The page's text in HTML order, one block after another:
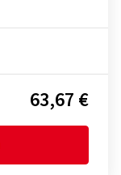
63,67 €